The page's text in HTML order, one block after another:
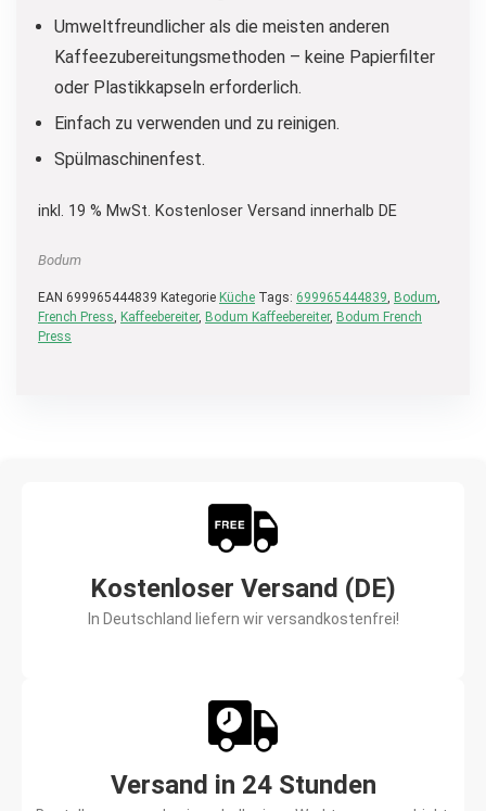
Umweltfreundlicher als die meisten anderen
Kaffeezubereitungsmethoden – keine Papierfilter
oder Plastikkapseln erforderlich.
Einfach zu verwenden und zu reinigen.
Spülmaschinenfest.
inkl. 19 % MwSt. Kostenloser Versand innerhalb DE
Bodum
EAN 699965444839 Kategorie Küche Tags: 699965444839, Bodum,
French Press, Kaffeebereiter, Bodum Kaffeebereiter, Bodum French
Press
Kostenloser Versand (DE)
In Deutschland liefern wir versandkostenfrei!
Versand in 24 Stunden